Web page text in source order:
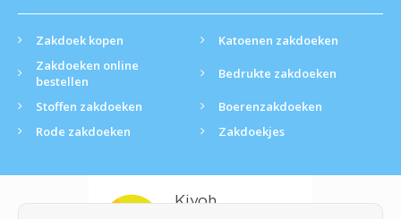
Zakdoek kopen
Katoenen zakdoeken
Zakdoeken online
bestellen
Bedrukte zakdoeken
Stoffen zakdoeken
Boerenzakdoeken
Rode zakdoeken
Zakdoekjes